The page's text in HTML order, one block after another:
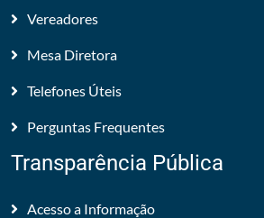
Vereadores
Mesa Diretora
Telefones Úteis
Perguntas Frequentes
Transparência Pública
Acesso a Informação